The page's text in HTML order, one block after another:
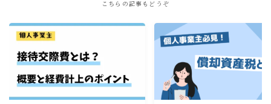
こちらの記事もどうぞ